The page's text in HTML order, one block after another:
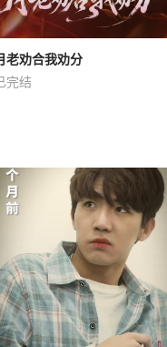
老劝合我劝分
完结